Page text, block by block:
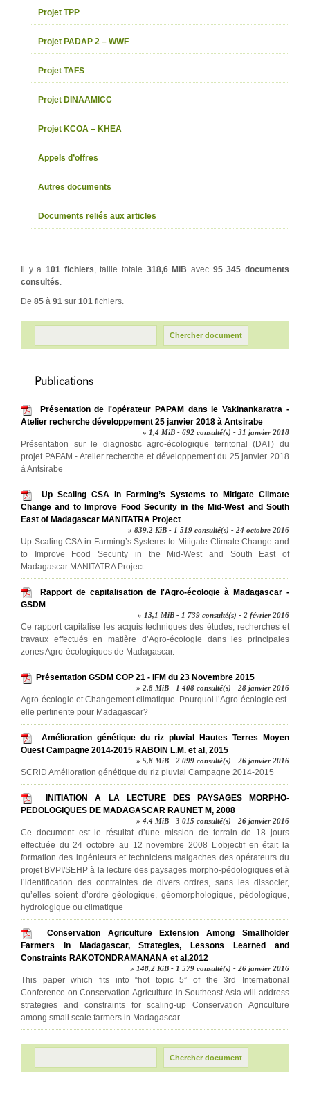
Projet TPP
Projet PADAP 2 – WWF
Projet TAFS
Projet DINAAMICC
Projet KCOA – KHEA
Appels d’offres
Autres documents
Documents reliés aux articles
Il y a 101 fichiers, taille totale 318,6 MiB avec 95 345 documents
consultés.
De 85 à 91 sur 101 fichiers.
Publications
Présentation de l'opérateur PAPAM dans le Vakinankaratra -
Atelier recherche développement 25 janvier 2018 à Antsirabe
» 1,4 MiB - 692 consulté(s) - 31 janvier 2018
Présentation sur le diagnostic agro-écologique territorial (DAT) du
projet PAPAM - Atelier recherche et développement du 25 janvier 2018
à Antsirabe
Up Scaling CSA in Farming’s Systems to Mitigate Climate
Change and to Improve Food Security in the Mid-West and South
East of Madagascar MANITATRA Project
» 839,2 KiB - 1 519 consulté(s) - 24 octobre 2016
Up Scaling CSA in Farming’s Systems to Mitigate Climate Change and
to Improve Food Security in the Mid-West and South East of
Madagascar MANITATRA Project
Rapport de capitalisation de l'Agro-écologie à Madagascar -
GSDM
» 13,1 MiB - 1 739 consulté(s) - 2 février 2016
Ce rapport capitalise les acquis techniques des études, recherches et
travaux effectués en matière d’Agro-écologie dans les principales
zones Agro-écologiques de Madagascar.
Présentation GSDM COP 21 - IFM du 23 Novembre 2015
» 2,8 MiB - 1 408 consulté(s) - 28 janvier 2016
Agro-écologie et Changement climatique. Pourquoi l’Agro-écologie est-
elle pertinente pour Madagascar?
Amélioration génétique du riz pluvial Hautes Terres Moyen
Ouest Campagne 2014-2015 RABOIN L.M. et al, 2015
» 5,8 MiB - 2 099 consulté(s) - 26 janvier 2016
SCRiD Amélioration génétique du riz pluvial Campagne 2014-2015
INITIATION A LA LECTURE DES PAYSAGES MORPHO-
PEDOLOGIQUES DE MADAGASCAR RAUNET M, 2008
» 4,4 MiB - 3 015 consulté(s) - 26 janvier 2016
Ce document est le résultat d’une mission de terrain de 18 jours
effectuée du 24 octobre au 12 novembre 2008 L’objectif en était la
formation des ingénieurs et techniciens malgaches des opérateurs du
projet BVPI/SEHP à la lecture des paysages morpho-pédologiques et à
l’identification des contraintes de divers ordres, sans les dissocier,
qu’elles soient d’ordre géologique, géomorphologique, pédologique,
hydrologique ou climatique
Conservation Agriculture Extension Among Smallholder
Farmers in Madagascar, Strategies, Lessons Learned and
Constraints RAKOTONDRAMANANA et al,2012
» 148,2 KiB - 1 579 consulté(s) - 26 janvier 2016
This paper which fits into “hot topic 5” of the 3rd International
Conference on Conservation Agriculture in Southeast Asia will address
strategies and constraints for scaling-up Conservation Agriculture
among small scale farmers in Madagascar